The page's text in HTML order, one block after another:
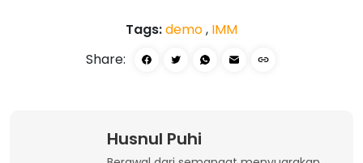
Tags:demo, IMM
Share:
Husnul Puhi